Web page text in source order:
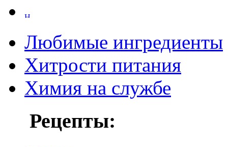
Любимые ингредиенты
Хитрости питания
Химия на службе
Рецепты: